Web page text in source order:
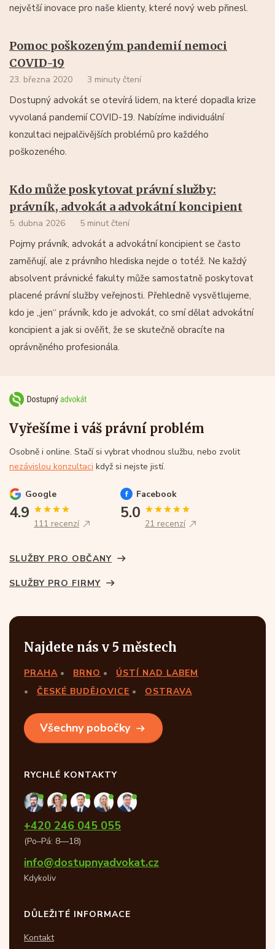
největší inovace pro naše klienty, které nový web přinesl.
Pomoc poškozeným pandemií nemoci
COVID-19
23. března 2020 3 minuty čtení
Dostupný advokát se otevírá lidem, na které dopadla krize
vyvolaná pandemií COVID-19. Nabízíme individuální
konzultaci nejpalčivějších problémů pro každého
poškozeného.
Kdo může poskytovat právní služby:
právník, advokát a advokátní koncipient
5. dubna 2026 5 minut čtení
Pojmy právník, advokát a advokátní koncipient se často
zaměňují, ale z právního hlediska nejde o totéž. Ne každý
absolvent právnické fakulty může samostatně poskytovat
placené právní služby veřejnosti. Přehledně vysvětlujeme,
kdo je „jen“ právník, kdo je advokát, co smí dělat advokátní
koncipient a jak si ověřit, že se skutečně obracíte na
oprávněného profesionála.
Vyřešíme i váš právní problém
Osobně i online. Stačí si vybrat vhodnou službu, nebo zvolit
nezávislou konzultaci když si nejste jistí.
Google
4.9
111 recenzí
Facebook
5.0
21 recenzí
SLUŽBY PRO OBČANY
SLUŽBY PRO FIRMY
Najdete nás v 5 městech
PRAHA BRNO
ÚSTÍ NAD LABEM
ČESKÉ BUDĚJOVICE
OSTRAVA
Všechny pobočky
RYCHLÉ KONTAKTY
+420 246 045 055
(Po–Pá: 8—18)
info@dostupnyadvokat.cz
Kdykoliv
DŮLEŽITÉ INFORMACE
Kontakt